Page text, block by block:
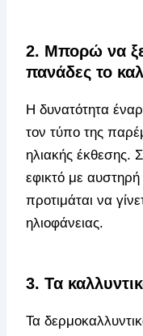
2. Μπορώ να
πανάδες το
Η δυνατότητα
τον τύπο της
ηλιακής έκθεσης.
εφικτό με
προτιμάται να
ηλιοφάνειας.
3. Τα
Τα